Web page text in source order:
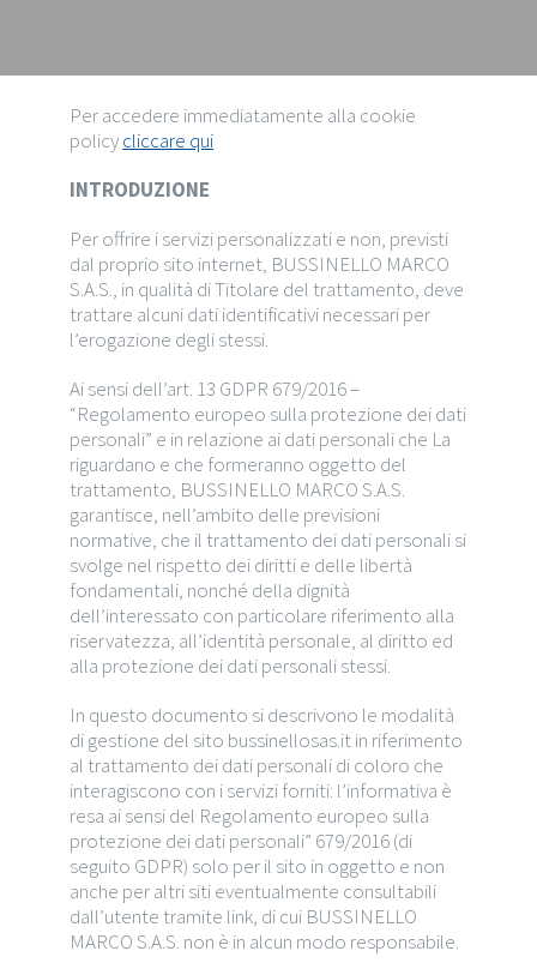
Per accedere immediatamente alla cookie
policycliccare qui
INTRODUZIONE
Per offrire i servizi personalizzati e non, previsti
dal proprio sito internet, BUSSINELLO MARCO
S.A.S., in qualità di Titolare del trattamento, deve
trattare alcuni dati identificativi necessari per
l’erogazione degli stessi.
Ai sensi dell’art. 13 GDPR 679/2016 –
“Regolamento europeo sulla protezione dei dati
personali” e in relazione ai dati personali che La
riguardano e che formeranno oggetto del
trattamento, BUSSINELLO MARCO S.A.S.
garantisce, nell’ambito delle previsioni
normative, che il trattamento dei dati personali si
svolge nel rispetto dei diritti e delle libertà
fondamentali, nonché della dignità
dell’interessato con particolare riferimento alla
riservatezza, all’identità personale, al diritto ed
alla protezione dei dati personali stessi.
In questo documento si descrivono le modalità
di gestione del sito bussinellosas.it in riferimento
al trattamento dei dati personali di coloro che
interagiscono con i servizi forniti: l’informativa è
resa ai sensi del Regolamento europeo sulla
protezione dei dati personali” 679/2016 (di
seguito GDPR) solo per il sito in oggetto e non
anche per altri siti eventualmente consultabili
dall’utente tramite link, di cui BUSSINELLO
MARCO S.A.S. non è in alcun modo responsabile.